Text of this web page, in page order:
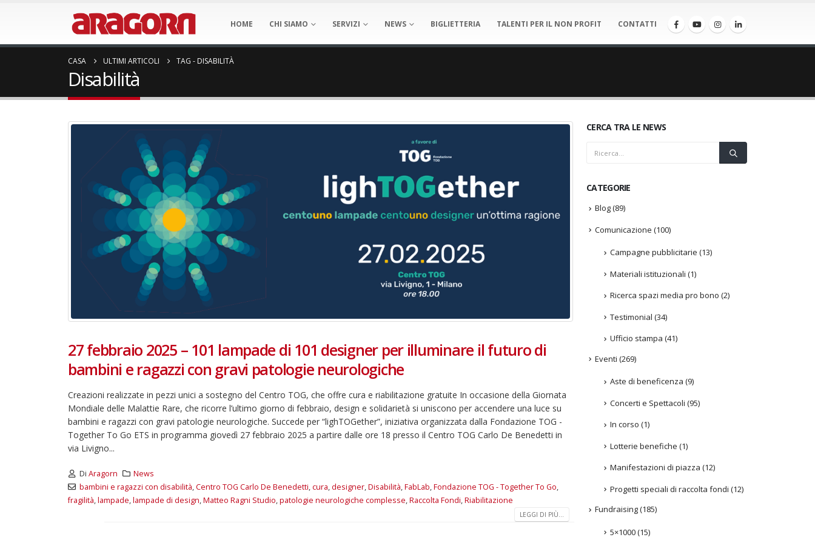
HOME CHI SIAMO SERVIZI NEWS BIGLIETTERIA TALENTI PER IL NON PROFIT CONTATTI
CASA ULTIMI ARTICOLI TAG - DISABILITÀ
Disabilità
27 febbraio 2025 – 101 lampade di 101 designer per illuminare il futuro di
bambini e ragazzi con gravi patologie neurologiche
Creazioni realizzate in pezzi unici a sostegno del Centro TOG, che offre cura e riabilitazione gratuite In occasione della Giornata
Mondiale delle Malattie Rare, che ricorre l’ultimo giorno di febbraio, design e solidarietà si uniscono per accendere una luce su
bambini e ragazzi con gravi patologie neurologiche. Succede per “lighTOGether”, iniziativa organizzata dalla Fondazione TOG -
Together To Go ETS in programma giovedì 27 febbraio 2025 a partire dalle ore 18 presso il Centro TOG Carlo De Benedetti in
via Livigno...
Di Aragorn
News
bambini e ragazzi con disabilità,Centro TOG Carlo De Benedetti,cura,designer,Disabilità,FabLab,Fondazione TOG - Together To Go,
fragilità,lampade,lampade di design,Matteo Ragni Studio,patologie neurologiche complesse,Raccolta Fondi,Riabilitazione
LEGGI DI PIÙ...
CERCA TRA LE NEWS
CATEGORIE
Blog(89)
Comunicazione (100)
Campagne pubblicitarie (13)
Materiali istituzionali (1)
Ricerca spazi media pro bono (2)
Testimonial (34)
Ufficio stampa (41)
Eventi (269)
Aste di beneficenza (9)
Concerti e Spettacoli (95)
In corso (1)
Lotterie benefiche (1)
Manifestazioni di piazza (12)
Progetti speciali di raccolta fondi (12)
Fundraising(185)
5×1000(15)